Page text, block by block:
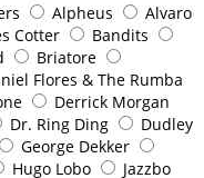
Alpheus
Alvaro
Cotter
Bandits
Briatore
Flores & The Rumba
Derrick Morgan
Dr. Ring Ding
Dudley
George Dekker
Hugo Lobo
Jazzbo